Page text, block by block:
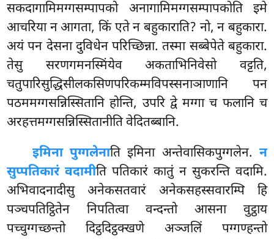
सकदागामिमग्गसम्पापको अनागामिमग्गसम्पापकोति इमे
आचरिया न आगता, किं एते न बहुकाराति? नो, न बहुकारा.
अयं पन देसना दुविधेन परिच्छिन्ना. तस्मा सब्बेपेते बहुकारा.
तेसु सरणगमनस्मिंयेव अकताभिनिवेसो वट्टति,
चतुपारिसुद्धिसीलकसिणपरिकम्मविपस्सनाञाणानि पन
पठममग्गसन्निस्सितानि होन्ति, उपरि द्वे मग्गा च फलानि च
अरहत्तमग्गसन्निस्सितानीति वेदितब्बानि.
इमिना पुग्गलेनाति इमिना अन्तेवासिकपुग्गलेन. न
सुप्पतिकारं वदामीति पतिकारं कातुं न सुकरन्ति वदामि.
अभिवादनादीसु अनेकसतवारं अनेकसहस्सवारम्पि हि
पञ्चपतिट्ठितेन निपतित्वा वन्दन्तो आसना वुट्ठाय
पच्चुग्गच्छन्तो दिट्ठदिट्ठक्खणे अञ्जलिं पग्गण्हन्तो